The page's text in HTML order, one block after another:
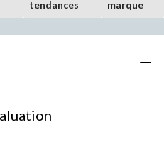
tendances marque